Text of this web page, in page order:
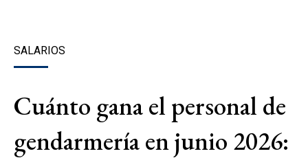
SALARIOS
Cuánto gana el personal de
gendarmería en junio 2026: